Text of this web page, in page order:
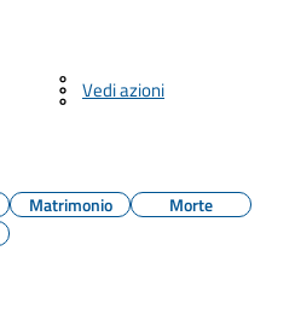
Vedi azioni
Matrimonio
Morte